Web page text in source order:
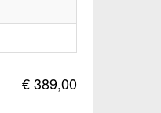
€ 389,00